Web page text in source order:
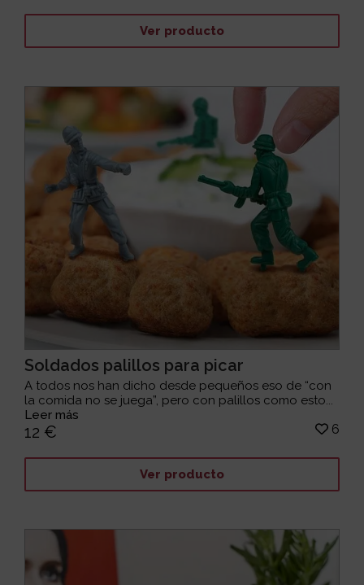
Ver producto
Soldados palillos para picar
A todos nos han dicho desde pequeños eso de “con
la comida no se juega”, pero con palillos como esto...
Leer más
12 € 6
Ver producto